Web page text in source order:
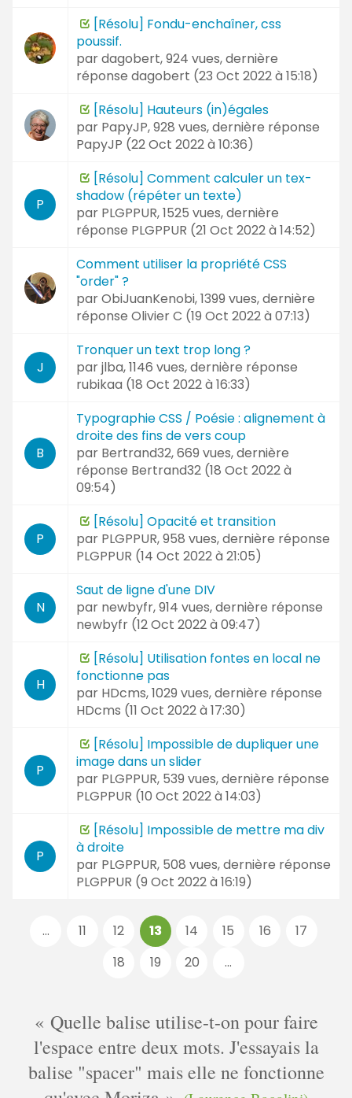
[Résolu] Fondu-enchaîner, css
poussif.
pardagobert, 924 vues, dernière
réponse dagobert (23 Oct 2022 à 15:18)
[Résolu] Hauteurs (in)égales
par PapyJP, 928 vues, dernière réponse
PapyJP (22 Oct 2022 à 10:36)
P
[Résolu] Comment calculer un tex-
shadow (répéter un texte)
par PLGPPUR, 1525 vues, dernière
réponse PLGPPUR (21 Oct 2022 à 14:52)
Comment utiliser la propriété CSS
"order" ?
parObiJuanKenobi, 1399 vues, dernière
réponse Olivier C (19 Oct 2022 à 07:13)
J
Tronquer un text trop long ?
parjlba, 1146 vues, dernière réponse
rubikaa (18 Oct 2022 à 16:33)
B
Typographie CSS / Poésie : alignement à
droite des fins de vers coup
par Bertrand32, 669 vues, dernière
réponse Bertrand32 (18 Oct 2022 à
09:54)
P
[Résolu] Opacité et transition
par PLGPPUR, 958 vues, dernière réponse
PLGPPUR (14 Oct 2022 à 21:05)
N
Saut de ligne d'une DIV
par newbyfr, 914 vues, dernière réponse
newbyfr (12 Oct 2022 à 09:47)
H
[Résolu] Utilisation fontes en local ne
fonctionne pas
par HDcms, 1029 vues, dernière réponse
HDcms (11 Oct 2022 à 17:30)
P
[Résolu] Impossible de dupliquer une
image dans un slider
par PLGPPUR, 539 vues, dernière réponse
PLGPPUR (10 Oct 2022 à 14:03)
P
[Résolu] Impossible de mettre ma div
à droite
par PLGPPUR, 508 vues, dernière réponse
PLGPPUR (9 Oct 2022 à 16:19)
... 11 12 13 14 15 16
17
18
19 20 ...
Quelle balise utilise-t-on pour faire
l'espace entre deux mots. J'essayais la
balise "spacer" mais elle ne fonctionne